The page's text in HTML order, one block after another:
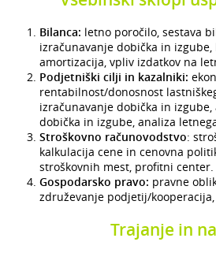
Bilanca: letno poročilo, sestava
izračunavanje dobička in
amortizacija, vpliv izdatkov na
Podjetniški cilji in kazalniki:
rentabilnost/donosnost
izračunavanje dobička in
dobička in izgube, analiza
Stroškovno računovodstvo:
kalkulacija cene in cenovna
stroškovnih mest, profitni center.
Gospodarsko pravo: pravne
združevanje podjetij/
Trajanje in